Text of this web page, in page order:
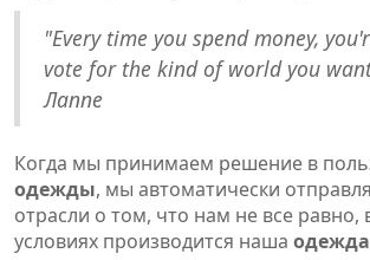
"Every time you spend money,
vote for the kind of world you
Лаппе
Когда мы принимаем решение в
одежды, мы автоматически
отрасли о том, что нам не все равно,
условиях производится наша одежда